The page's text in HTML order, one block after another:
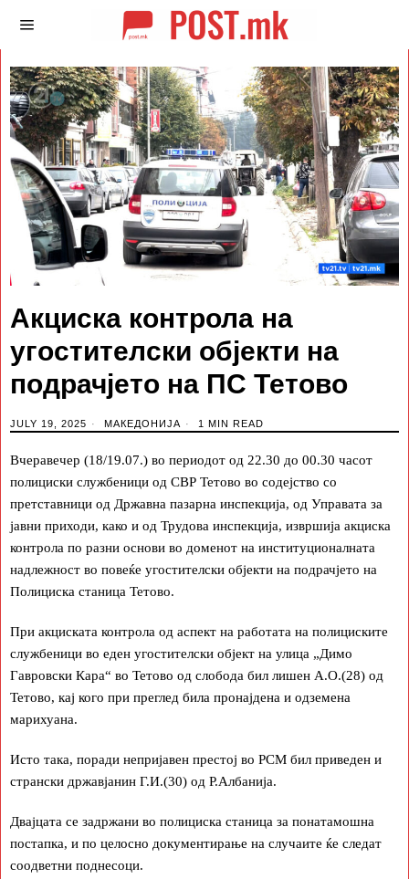
Акциска контрола на
угостителски објекти на
подрачјето на ПС Тетово
JULY 19, 2025 МАКЕДОНИЈА 1 MIN READ
Вчеравечер (18/19.07.) во периодот од 22.30 до 00.30 часот
полициски службеници од СВР Тетово во содејство со
претставници од Државна пазарна инспекција, од Управата за
јавни приходи, како и од Трудова инспекција, извршија акциска
контрола по разни основи во доменот на институционалната
надлежност во повеќе угостителски објекти на подрачјето на
Полициска станица Тетово.
При акциската контрола од аспект на работата на полициските
службеници во еден угостителски објект на улица „Димо
Гавровски Кара“ во Тетово од слобода бил лишен А.О.(28) од
Тетово, кај кого при преглед била пронајдена и одземена
марихуана.
Исто така, поради непријавен престој во РСМ бил приведен и
странски државјанин Г.И.(30) од Р.Албанија.
Двајцата се задржани во полициска станица за понатамошна
постапка, и по целосно документирање на случаите ќе следат
соодветни поднесоци.